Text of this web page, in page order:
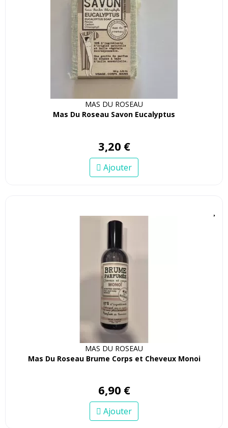
MAS DU ROSEAU
Mas Du Roseau Savon Eucalyptus
3,20 €
Ajouter
MAS DU ROSEAU
Mas Du Roseau Brume Corps et Cheveux Monoi
6,90 €
Ajouter